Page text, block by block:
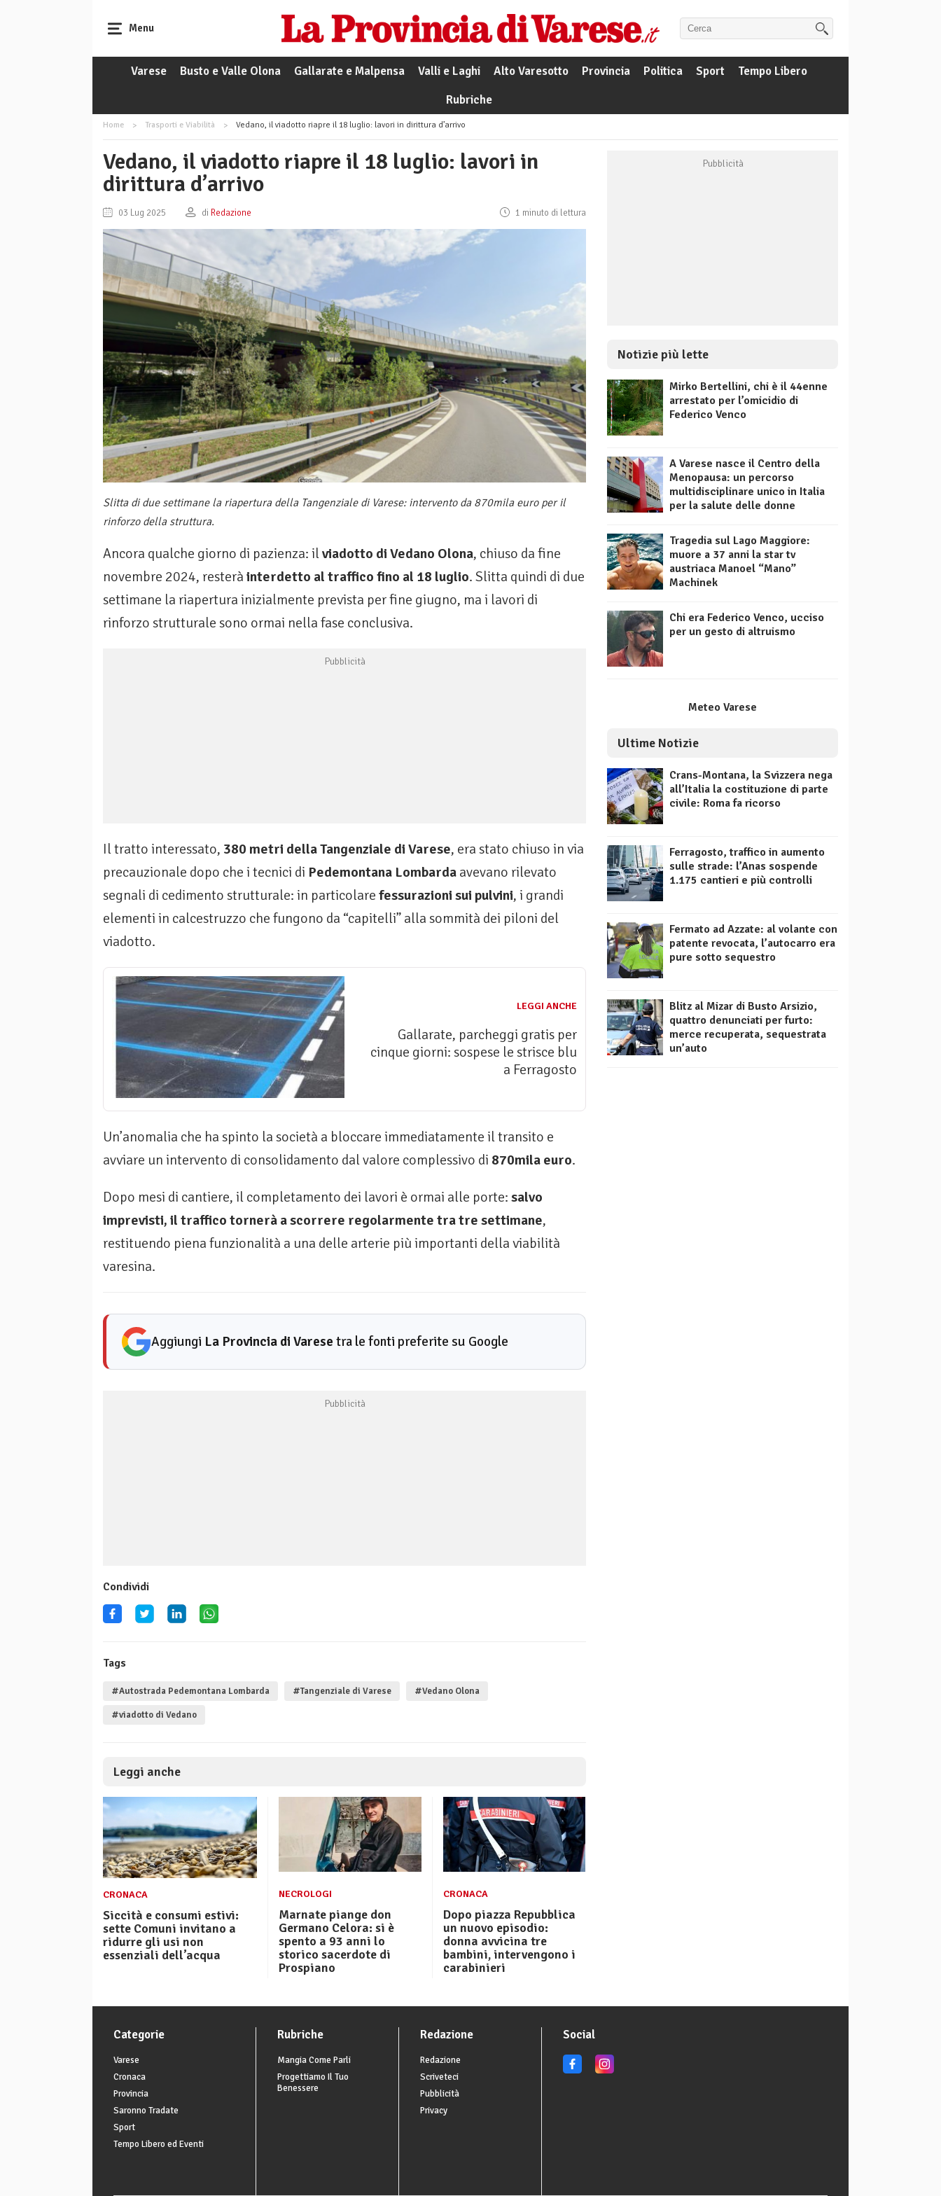
Menu
Varese Busto e Valle Olona Gallarate e Malpensa Valli e Laghi Alto Varesotto Provincia Politica Sport
Tempo Libero
Rubriche
Home Trasporti e Viabilità Vedano, il viadotto riapre il 18 luglio: lavori in dirittura d’arrivo
Vedano, il viadotto riapre il 18 luglio: lavori in
dirittura d’arrivo
03 Lug 2025 di Redazione 1 minuto di lettura
Slitta di due settimane la riapertura della Tangenziale di Varese: intervento da 870mila euro per il
rinforzo della struttura.
Ancora qualche giorno di pazienza: ilviadotto di Vedano Olona, chiuso da fine
novembre 2024, resterà interdetto al traffico fino al 18 luglio. Slitta quindi di due
settimane la riapertura inizialmente prevista per fine giugno, ma i lavori di
rinforzo strutturale sono ormai nella fase conclusiva.
Il tratto interessato, 380 metri della Tangenziale di Varese, era stato chiuso in via
precauzionale dopo che i tecnici di Pedemontana Lombarda avevano rilevato
segnali di cedimento strutturale: in particolare fessurazioni sui pulvini, i grandi
elementi in calcestruzzo che fungono da “capitelli” alla sommità dei piloni del
viadotto.
LEGGI ANCHE
Gallarate, parcheggi gratis per
cinque giorni: sospese le strisce blu
a Ferragosto
Un’anomalia che ha spinto la società a bloccare immediatamente il transito e
avviare un intervento di consolidamento dal valore complessivo di 870mila euro.
Dopo mesi di cantiere, il completamento dei lavori è ormai alle porte: salvo
imprevisti, il traffico tornerà a scorrere regolarmente tra tre settimane,
restituendo piena funzionalità a una delle arterie più importanti della viabilità
varesina.
Aggiungi La Provincia di Varese tra le fonti preferite su Google
Condividi
Tags
#Autostrada Pedemontana Lombarda #Tangenziale di Varese #Vedano Olona
#viadotto di Vedano
Leggi anche
CRONACA
Siccità e consumi estivi:
sette Comuni invitano a
ridurre gli usi non
essenziali dell’acqua
NECROLOGI
Marnate piange don
Germano Celora: si è
spento a 93 anni lo
storico sacerdote di
Prospiano
CRONACA
Dopo piazza Repubblica
un nuovo episodio:
donna avvicina tre
bambini, intervengono i
carabinieri
Notizie più lette
Mirko Bertellini, chi è il 44enne
arrestato per l’omicidio di
Federico Venco
A Varese nasce il Centro della
Menopausa: un percorso
multidisciplinare unico in Italia
per la salute delle donne
Tragedia sul Lago Maggiore:
muore a 37 anni la star tv
austriaca Manoel “Mano”
Machinek
Chi era Federico Venco, ucciso
per un gesto di altruismo
Meteo Varese
Ultime Notizie
Crans-Montana, la Svizzera nega
all’Italia la costituzione di parte
civile: Roma fa ricorso
Ferragosto, traffico in aumento
sulle strade: l’Anas sospende
1.175 cantieri e più controlli
Fermato ad Azzate: al volante con
patente revocata, l’autocarro era
pure sotto sequestro
Blitz al Mizar di Busto Arsizio,
quattro denunciati per furto:
merce recuperata, sequestrata
un’auto
Categorie
Varese
Cronaca
Provincia
Saronno Tradate
Sport
Tempo Libero ed Eventi
Rubriche
Mangia Come Parli
Progettiamo Il Tuo
Benessere
Redazione
Redazione
Scriveteci
Pubblicità
Privacy
Social